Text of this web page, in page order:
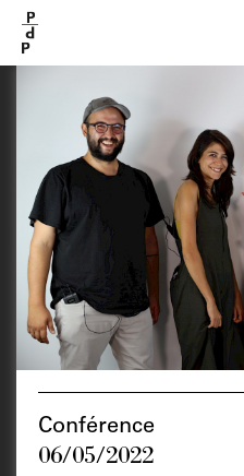
contenu
principal
Conférence
06/05/2022